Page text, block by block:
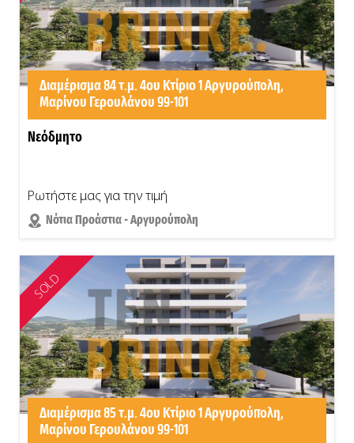
Διαμέρισμα 84 τ.μ. 4ου Κτίριο 1 Αργυρούπολη,
Μαρίνου Γερουλάνου 99-101
Νεόδμητο
Ρωτήστε μας για την τιμή
Νότια Προάστια - Αργυρούπολη
SOLD
Διαμέρισμα 85 τ.μ. 4ου Κτίριο 1 Αργυρούπολη,
Μαρίνου Γερουλάνου 99-101